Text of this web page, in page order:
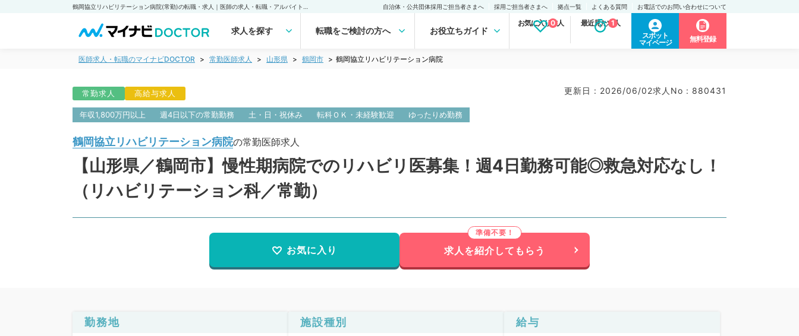
自治体・公共団体採用ご担当者さまへ 採用ご担当者さまへ 拠点一覧 よくある質問 お電話でのお問い合わせについて
求人を探す 転職をご検討の方へ お役立ちガイド
お気に入り求人
0 最近見た求人
1
スポット
マイページ
無料登録
医師求人・転職のマイナビDOCTOR 常勤医師求人 山形県 鶴岡市 鶴岡協立リハビリテーション病院
常勤求人 高給与求人 更新日 : 2026/06/02求人No : 880431
年収1,800万円以上 週4日以下の常勤勤務 土・日・祝休み 転科ＯＫ・未経験歓迎 ゆったりめ勤務
鶴岡協立リハビリテーション病院の常勤医師求人
【山形県／鶴岡市】慢性期病院でのリハビリ医募集！週4日勤務可能◎救急対応なし！
（リハビリテーション科／常勤）
お気に入り 求人を紹介してもらう
勤務地 施設種別 給与